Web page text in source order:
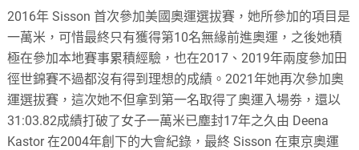
2016年 Sisson 首次參加美國奧運選拔賽，她所參加的項目是
一萬米，可惜最終只有獲得第10名無緣前進奧運，之後她積
極在參加本地賽事累積經驗，也在2017、2019年兩度參加田
徑世錦賽不過都沒有得到理想的成績。2021年她再次參加奧
運選拔賽，這次她不但拿到第一名取得了奧運入場劵，還以
31:03.82成績打破了女子一萬米已塵封17年之久由 Deena
Kastor 在2004年創下的大會紀錄，最終 Sisson 在東京奧運